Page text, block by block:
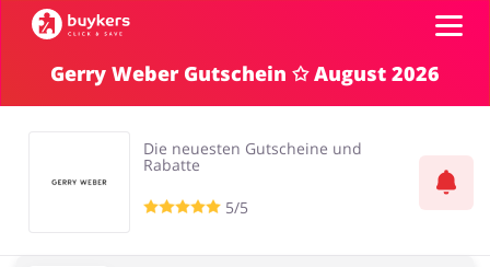
Kategorien
Gerry Weber Gutschein ✩ August 2026
Die neuesten Gutscheine und
Rabatte
5/5